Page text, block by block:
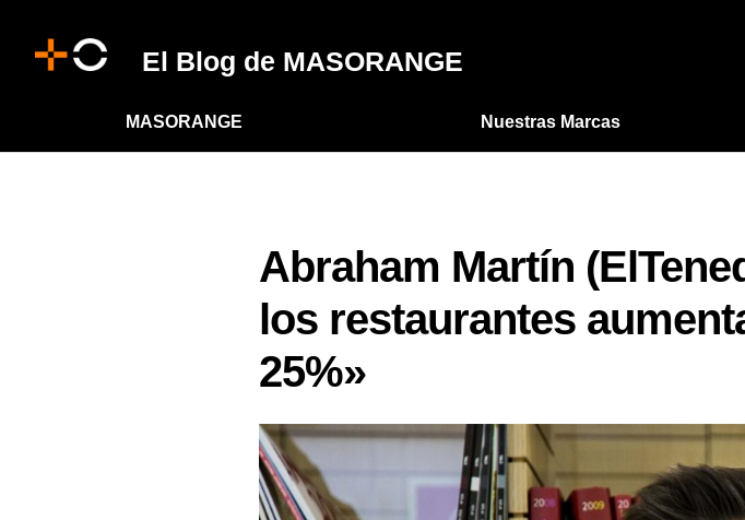
El Blog de MASORANGE
MASORANGE Nuestras Marcas
Abraham Martín
los restaurantes
25%»